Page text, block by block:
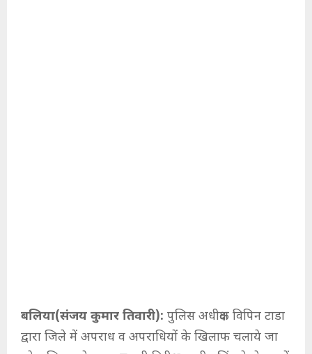
बलिया(संजय कुमार तिवारी): पुलिस अधीक्षक विपिन टाडा
द्वारा जिले में अपराध व अपराधियों के खिलाफ चलाये जा